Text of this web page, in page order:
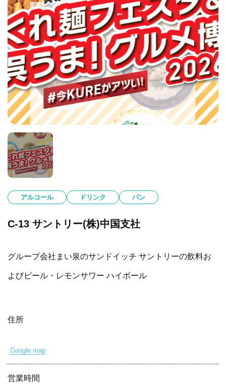
アルコール ドリンク パン
C-13 サントリー(株)中国支社
グループ会社まい泉のサンドイッチ サントリーの飲料お
よびビール・レモンサワー ハイボール
住所
Google map
営業時間